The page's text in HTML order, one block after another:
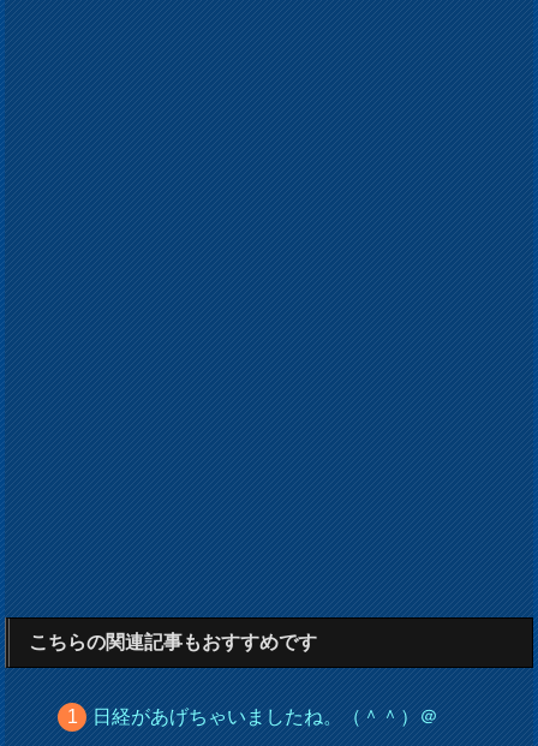
こちらの関連記事もおすすめです
日経があげちゃいましたね。（＾＾）＠